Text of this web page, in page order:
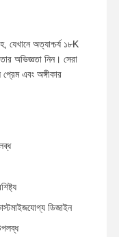
খবর
যেখানে অত্যাশ্চর্য ১৮K
অভিজ্ঞতা নিন। সেরা
এবং অঙ্গীকার
ডিজাইন